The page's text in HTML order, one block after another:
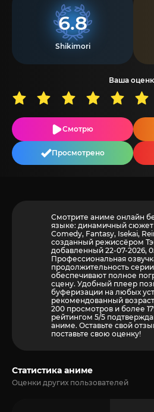
6.8
Shikimori
Ваша
Смотрю
Просмотрено
Смотрите аниме онлайн
языке: динамичный
Comedy, Fantasy, Isekai,
созданный режиссёром
добавленный 22-07-2026,
Профессиональная
продолжительность
обеспечивают полное
сцену. Удобный плеер
буферизации на любых
рекомендованный
200 просмотров и более
рейтингом 5/5
аниме. Оставьте свой
поставьте свою оценку!
Статистика аниме
Оценки других пользователей